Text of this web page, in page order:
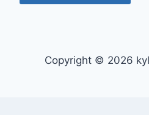
Copyright © 2026